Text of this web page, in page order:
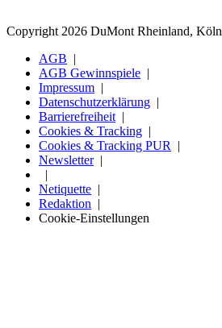
Copyright 2026 DuMont Rheinland, Köln
AGB
AGB Gewinnspiele
Impressum
Datenschutzerklärung
Barrierefreiheit
Cookies & Tracking
Cookies & Tracking PUR
Newsletter
Netiquette
Redaktion
Cookie-Einstellungen